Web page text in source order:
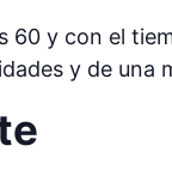
60 y con el
y de